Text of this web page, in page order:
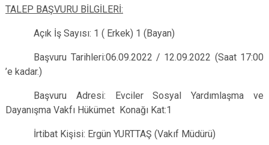
TALEP BAŞVURU BİLGİLERİ:
Açık İş Sayısı: 1 ( Erkek) 1 (Bayan)
Başvuru Tarihleri:06.09.2022 / 12.09.2022 (Saat 17:00
’e kadar.)
Başvuru Adresi: Evciler Sosyal Yardımlaşma ve
Dayanışma Vakfı Hükümet Konağı Kat:1
İrtibat Kişisi: Ergün YURTTAŞ (Vakıf Müdürü)